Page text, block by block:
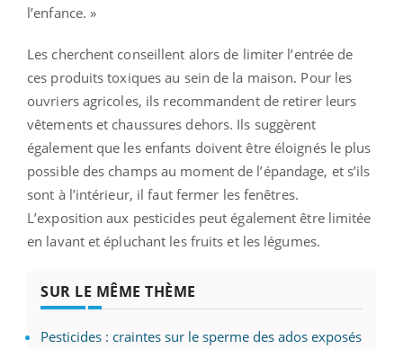
l’enfance. »
Les cherchent conseillent alors de limiter l’entrée de
ces produits toxiques au sein de la maison. Pour les
ouvriers agricoles, ils recommandent de retirer leurs
vêtements et chaussures dehors. Ils suggèrent
également que les enfants doivent être éloignés le plus
possible des champs au moment de l’épandage, et s’ils
sont à l’intérieur, il faut fermer les fenêtres.
L’exposition aux pesticides peut également être limitée
en lavant et épluchant les fruits et les légumes.
SUR LE MÊME THÈME
Pesticides : craintes sur le sperme des ados exposés